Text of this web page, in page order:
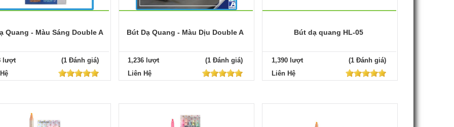
Quang - Màu Sáng Double A
lượt
(1 Đánh giá)
Bút Dạ Quang - Màu Dịu Double A
1,236 lượt
(1 Đánh giá)
Liên Hệ
Bút dạ quang HL-05
1,390 lượt
(1 Đánh giá)
Liên Hệ